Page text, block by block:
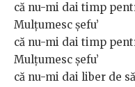
că nu-mi dai timp
Mulțumesc șefu’
că nu-mi dai timp
Mulțumesc șefu’
că nu-mi dai liber de